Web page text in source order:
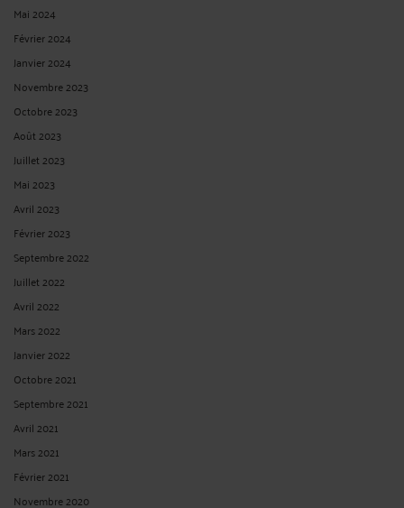
Mai 2024
Février 2024
Janvier 2024
Novembre 2023
Octobre 2023
Août 2023
Juillet 2023
Mai 2023
Avril 2023
Février 2023
Septembre 2022
Juillet 2022
Avril 2022
Mars 2022
Janvier 2022
Octobre 2021
Septembre 2021
Avril 2021
Mars 2021
Février 2021
Novembre 2020